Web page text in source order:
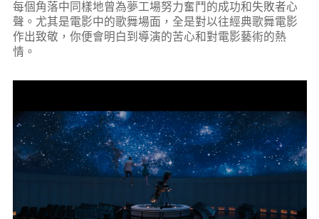
每個角落中同樣地曾為夢工場努力奮鬥的成功和失敗者心
聲。尤其是電影中的歌舞場面，全是對以往經典歌舞電影
作出致敬，你便會明白到導演的苦心和對電影藝術的熱
情。